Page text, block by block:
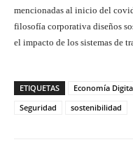
mencionadas al inicio del
filosofía corporativa diseños
el impacto de los sistemas de
ETIQUETAS Economía
Seguridad
sostenibilidad